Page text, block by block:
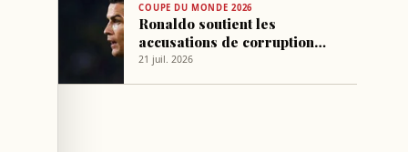
COUPE DU MONDE 2026
Ronaldo soutient les
accusations de corruption
contre Messi et la FIFA après
21 juil. 2026